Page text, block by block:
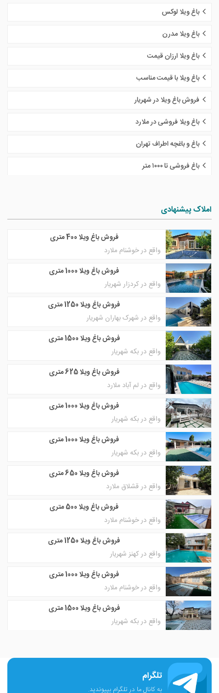
باغ ویلا لوکس
باغ ویلا مدرن
باغ ویلا ارزان قیمت
باغ ویلا با قیمت مناسب
فروش باغ ویلا در شهریار
باغ ویلا فروشی در ملارد
باغ و باغچه اطراف تهران
باغ فروشی تا ١٠٠٠ متر
املاک پیشنهادی
فروش باغ ویلا 400 متری
واقع در خوشنام ملارد
فروش باغ ویلا 1000 متری
واقع در کردزار شهریار
فروش باغ ویلا 1250 متری
واقع در شهرک بهاران شهریار
فروش باغ ویلا 1500 متری
واقع در بکه شهریار
فروش باغ ویلا 625 متری
واقع در لم آباد ملارد
فروش باغ ویلا 1000 متری
واقع در بکه شهریار
فروش باغ ویلا 1000 متری
واقع در بکه شهریار
فروش باغ ویلا 650 متری
واقع در قشلاق ملارد
فروش باغ ویلا 500 متری
واقع در خوشنام ملارد
فروش باغ ویلا 1250 متری
واقع در کهنز شهریار
فروش باغ ویلا 1000 متری
واقع در خوشنام ملارد
فروش باغ ویلا 1500 متری
واقع در بکه شهریار
تلگرام
به کانال ما در تلگرام بپیوندید.